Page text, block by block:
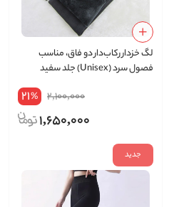
لگ خزدار رکاب‌دار دو فاق، مناسب
فصول سرد (Unisex) جلد سفید
2,100,000
21%
1,650,000
جدید